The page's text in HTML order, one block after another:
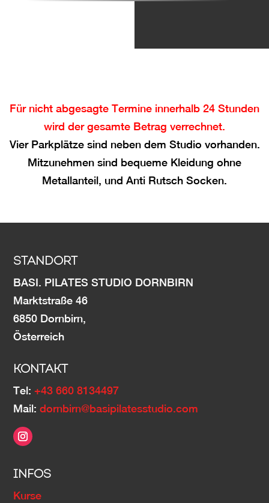
Für nicht abgesagte Termine innerhalb 24 Stunden
wird der gesamte Betrag verrechnet.
Vier Parkplätze sind neben dem Studio vorhanden.
Mitzunehmen sind bequeme Kleidung ohne
Metallanteil, und Anti Rutsch Socken.
STANDORT
BASI. PILATES STUDIO DORNBIRN
Marktstraße 46
6850 Dornbirn,
Österreich
KONTAKT
Tel:+43 660 8134497
Mail:dornbirn@basipilatesstudio.com
INFOS
Kurse